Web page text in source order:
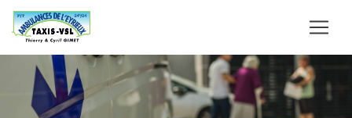
Panneau de gestion des cookies